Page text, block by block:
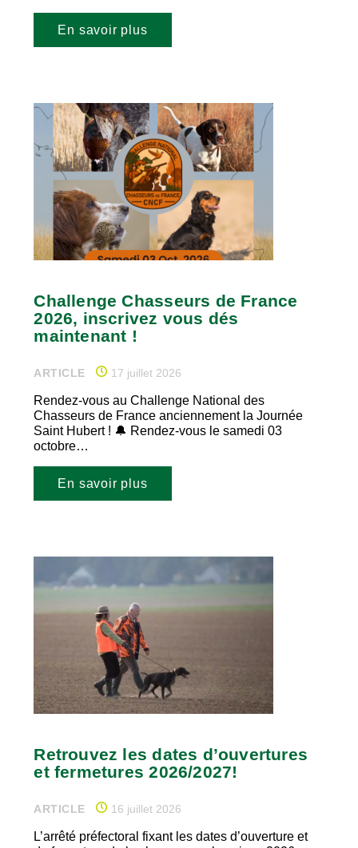
En savoir plus
Challenge Chasseurs de France
2026, inscrivez vous dés
maintenant !
ARTICLE 17 juillet 2026
Rendez-vous au Challenge National des
Chasseurs de France anciennement la Journée
Saint Hubert ! 🔔 Rendez-vous le samedi 03
octobre…
En savoir plus
Retrouvez les dates d’ouvertures
et fermetures 2026/2027!
ARTICLE 16 juillet 2026
L’arrêté préfectoral fixant les dates d’ouverture et